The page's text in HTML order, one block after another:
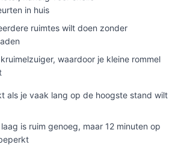
in huis
ruimtes wilt doen zonder
waardoor je kleine rommel
als je vaak lang op de hoogste stand wilt
is ruim genoeg, maar 12 minuten op